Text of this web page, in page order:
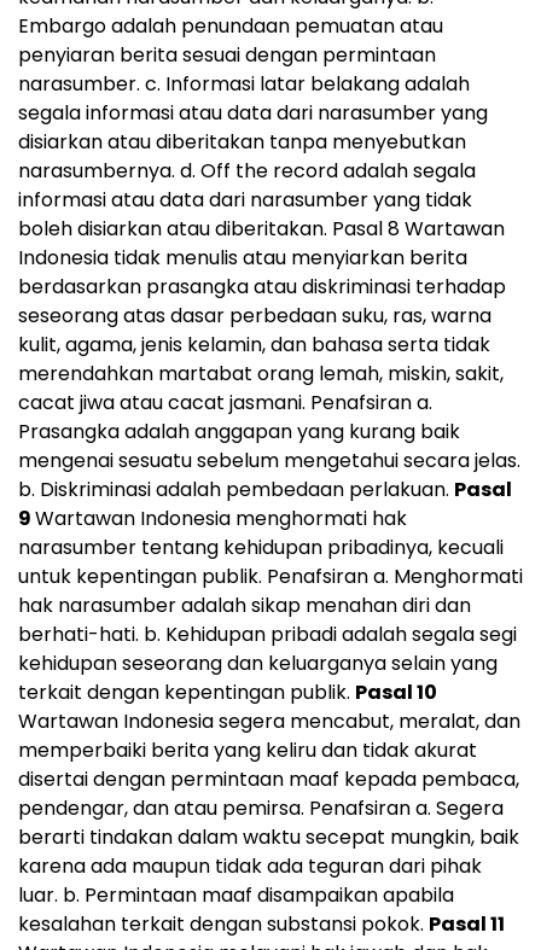
Embargo adalah penundaan pemuatan atau
penyiaran berita sesuai dengan permintaan
narasumber. c. Informasi latar belakang adalah
segala informasi atau data dari narasumber yang
disiarkan atau diberitakan tanpa menyebutkan
narasumbernya. d. Off the record adalah segala
informasi atau data dari narasumber yang tidak
boleh disiarkan atau diberitakan. Pasal 8 Wartawan
Indonesia tidak menulis atau menyiarkan berita
berdasarkan prasangka atau diskriminasi terhadap
seseorang atas dasar perbedaan suku, ras, warna
kulit, agama, jenis kelamin, dan bahasa serta tidak
merendahkan martabat orang lemah, miskin, sakit,
cacat jiwa atau cacat jasmani. Penafsiran a.
Prasangka adalah anggapan yang kurang baik
mengenai sesuatu sebelum mengetahui secara jelas.
b. Diskriminasi adalah pembedaan perlakuan. Pasal
9Wartawan Indonesia menghormati hak
narasumber tentang kehidupan pribadinya, kecuali
untuk kepentingan publik. Penafsiran a. Menghormati
hak narasumber adalah sikap menahan diri dan
berhati-hati. b. Kehidupan pribadi adalah segala segi
kehidupan seseorang dan keluarganya selain yang
terkait dengan kepentingan publik. Pasal 10
Wartawan Indonesia segera mencabut, meralat, dan
memperbaiki berita yang keliru dan tidak akurat
disertai dengan permintaan maaf kepada pembaca,
pendengar, dan atau pemirsa. Penafsiran a. Segera
berarti tindakan dalam waktu secepat mungkin, baik
karena ada maupun tidak ada teguran dari pihak
luar. b. Permintaan maaf disampaikan apabila
kesalahan terkait dengan substansi pokok. Pasal 11